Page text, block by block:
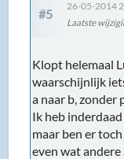
#5
26-05-2014
Laatste
Klopt helemaal
waarschijnlijk
a naar b, zonder
Ik heb
maar ben er
even wat andere